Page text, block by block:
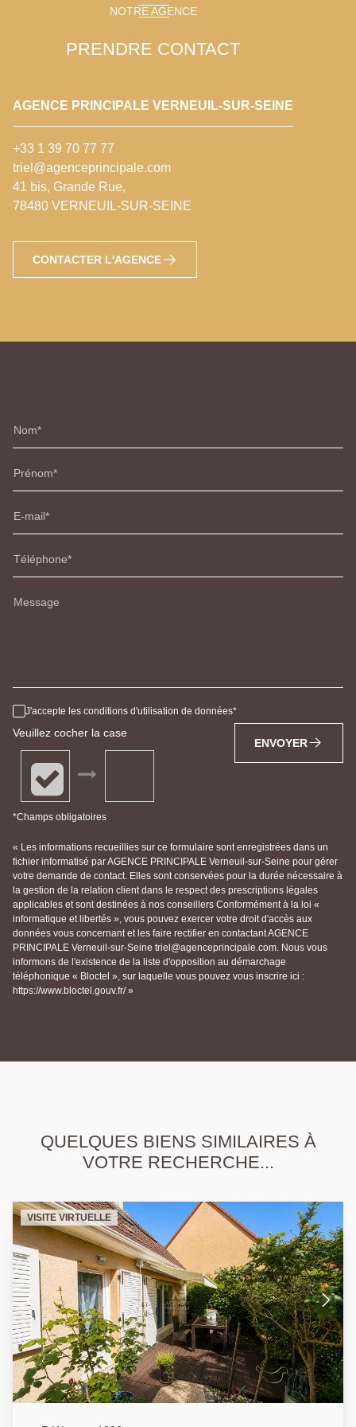
NOTRE AGENCE
PRENDRE CONTACT
AGENCE PRINCIPALE VERNEUIL-SUR-SEINE
+33 1 39 70 77 77
triel@agenceprincipale.com
41 bis, Grande Rue,
78480 VERNEUIL-SUR-SEINE
CONTACTER L'AGENCE
Nom
Prénom
E-mail
Téléphone
Message
J'accepte les conditions d'utilisation de données
Veuillez cocher la case
*Champs obligatoires
ENVOYER
« Les informations recueillies sur ce formulaire sont enregistrées dans un
fichier informatisé par AGENCE PRINCIPALE Verneuil-sur-Seine pour gérer
votre demande de contact. Elles sont conservées pour la durée nécessaire à
la gestion de la relation client dans le respect des prescriptions légales
applicables et sont destinées à nos conseillers Conformément à la loi «
informatique et libertés », vous pouvez exercer votre droit d'accès aux
données vous concernant et les faire rectifier en contactant AGENCE
PRINCIPALE Verneuil-sur-Seine triel@agenceprincipale.com. Nous vous
informons de l'existence de la liste d'opposition au démarchage
téléphonique « Bloctel », sur laquelle vous pouvez vous inscrire ici :
https://www.bloctel.gouv.fr/ »
QUELQUES BIENS SIMILAIRES À
VOTRE RECHERCHE...
VISITE VIRTUELLE